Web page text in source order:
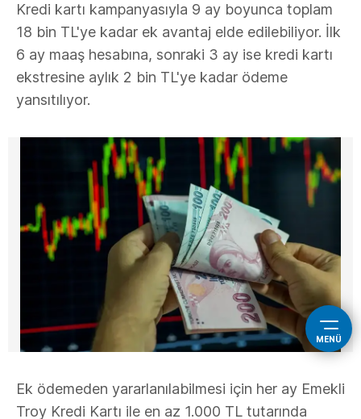
MENÜ
Kredi kartı kampanyasıyla 9 ay boyunca toplam
18 bin TL'ye kadar ek avantaj elde edilebiliyor. İlk
6 ay maaş hesabına, sonraki 3 ay ise kredi kartı
ekstresine aylık 2 bin TL'ye kadar ödeme
yansıtılıyor.
Ek ödemeden yararlanılabilmesi için her ay Emekli
Troy Kredi Kartı ile en az 1.000 TL tutarında